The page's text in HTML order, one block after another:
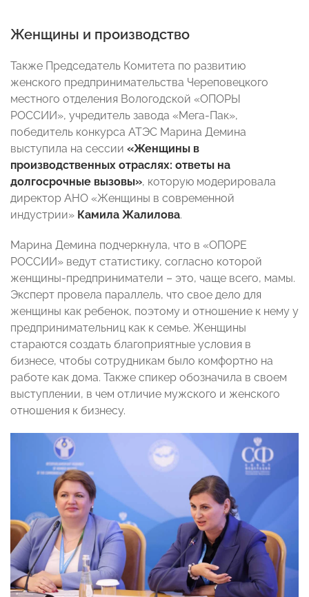
Женщины и производство
Также Председатель Комитета по развитию
женского предпринимательства Череповецкого
местного отделения Вологодской «ОПОРЫ
РОССИИ», учредитель завода «Мега-Пак»,
победитель конкурса АТЭС Марина Демина
выступила на сессии «Женщины в
производственных отраслях: ответы на
долгосрочные вызовы», которую модерировала
директор АНО «Женщины в современной
индустрии» Камила Жалилова.
Марина Демина подчеркнула, что в «ОПОРЕ
РОССИИ» ведут статистику, согласно которой
женщины-предприниматели – это, чаще всего, мамы.
Эксперт провела параллель, что свое дело для
женщины как ребенок, поэтому и отношение к нему у
предпринимательниц как к семье. Женщины
стараются создать благоприятные условия в
бизнесе, чтобы сотрудникам было комфортно на
работе как дома. Также спикер обозначила в своем
выступлении, в чем отличие мужского и женского
отношения к бизнесу.